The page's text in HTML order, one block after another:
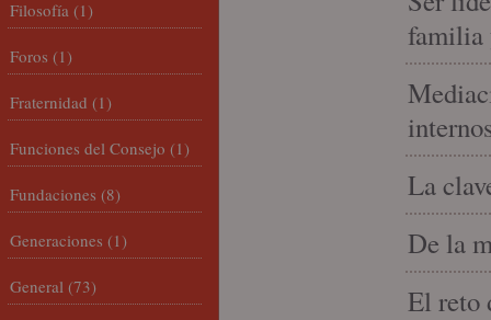
familia
La
De la
El reto
Filosofía (1)
Foros (1)
Fraternidad (1)
Funciones del Consejo (1)
Fundaciones (8)
Generaciones (1)
General (73)